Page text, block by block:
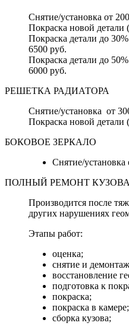
Снятие/установка от
Покраска новой детали
Покраска детали до
6500 руб.
Покраска детали до
6000 руб.
РЕШЕТКА РАДИАТОРА
Снятие/установка от
Покраска новой детали
БОКОВОЕ ЗЕРКАЛО
Снятие/установка
ПОЛНЫЙ РЕМОНТ КУЗОВА
Производится после
других нарушениях
Этапы работ:
оценка;
снятие и
восстановление
подготовка к
покраска;
покраска в камере;
сборка кузова;